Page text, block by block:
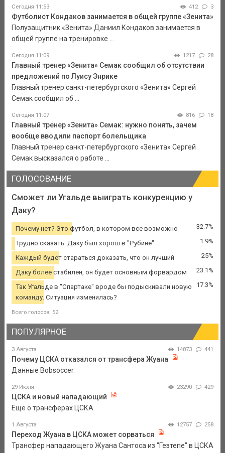
Сегодня 11:53 412 3
Футболист Кондаков занимается в общей группе «Зенита»
Полузащитник «Зенита» Даниил Кондаков занимается в
общей группе на тренировке ...
Сегодня 11:09 1217 28
Главный тренер «Зенита» Семак сообщил об отсутствии
предложений по Луису Энрике
Главный тренер санкт-петербургского «Зенита» Сергей
Семак сообщил об ...
Сегодня 11:07 816 18
Главный тренер «Зенита» Семак: нужно понять, зачем
вообще вводили паспорт болельщика
Главный тренер санкт-петербургского «Зенита» Сергей
Семак высказался о работе ...
ГОЛОСОВАНИЕ
Сможет ли Угальде выиграть конкуренцию у
Даку?
Почему нет? Это футбол, в котором все возможно 32.7%
Трудно сказать. Даку был хорош в "Рубине" 1.9%
Каждый будет стараться доказать, что он лучший 25%
Даку более стабилен, он будет основным форвардом 23.1%
Так Угальде в "Спартаке" вроде бы подыскивали новую
команду. Ситуация изменилась?
17.3%
Всего голосов: 52
ПОПУЛЯРНОЕ
3 Августа 14873 441
Почему ЦСКА отказался от трансфера Жуана
Данные Bobsoccer.
29 Июля 23290 429
ЦСКА и новый нападающий
Еще о трансферах ЦСКА.
1 Августа 12757 258
Переход Жуана в ЦСКА может сорваться
Трансфер нападающего Жуана Сантоса из "Гезтепе" в ЦСКА